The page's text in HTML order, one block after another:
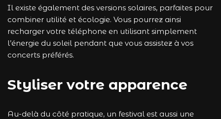
Il existe également des versions solaires, parfaites pour
combiner utilité et écologie. Vous pourrez ainsi
recharger votre téléphone en utilisant simplement
l’énergie du soleil pendant que vous assistez à vos
concerts préférés.
Styliser votre apparence
Au-delà du côté pratique, un festival est aussi une